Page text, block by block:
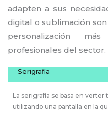
adapten a sus
digital o sublimación
personalización
profesionales del sector.
Serigrafia
La serigrafía se basa en
utilizando una pantalla en la